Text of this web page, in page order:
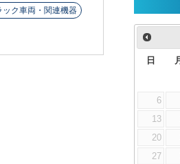
ック車両・関連機器
日
6
13
20
27